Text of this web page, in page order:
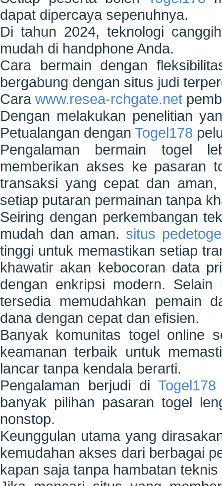
dapat dipercaya sepenuhnya.
Di tahun 2024, teknologi
mudah di handphone Anda.
Cara bermain dengan
bergabung dengan situs judi
Cara www.resea-rchgate.net
Dengan melakukan penelitian
Petualangan dengan Togel178
Pengalaman bermain togel
memberikan akses ke pasaran
transaksi yang cepat dan
setiap putaran permainan tanpa
Seiring dengan perkembangan
mudah dan aman. situs
tinggi untuk memastikan setiap
khawatir akan kebocoran data
dengan enkripsi modern.
tersedia memudahkan pemain
dana dengan cepat dan efisien.
Banyak komunitas togel online
keamanan terbaik untuk
lancar tanpa kendala berarti.
Pengalaman berjudi di Togel178
banyak pilihan pasaran togel
nonstop.
Keunggulan utama yang
kemudahan akses dari berbagai
kapan saja tanpa hambatan